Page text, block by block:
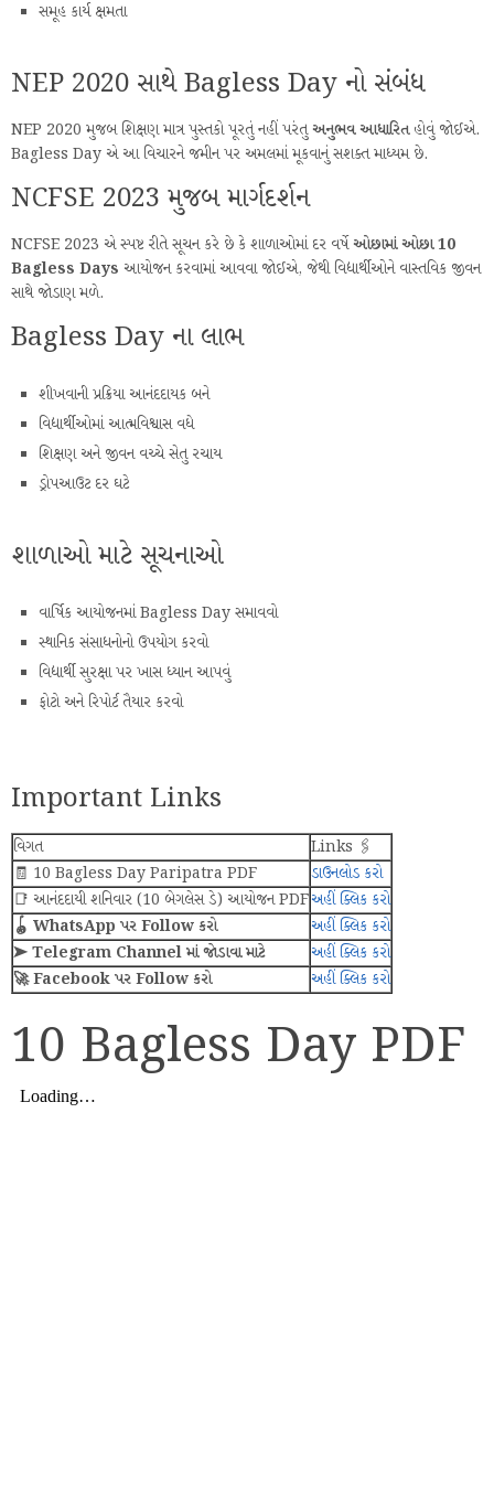
સમૂહ કાર્ય ક્ષમતા
NEP 2020 સાથે Bagless Day નો સંબંધ
NEP 2020 મુજબ શિક્ષણ માત્ર પુસ્તકો પૂરતું નહીં પરંતુઅનુભવ આધારિતહોવું જોઈએ.
Bagless Day એ આ વિચારને જમીન પર અમલમાં મૂકવાનું સશક્ત માધ્યમ છે.
NCFSE 2023 મુજબ માર્ગદર્શન
NCFSE 2023 એ સ્પષ્ટ રીતે સૂચન કરે છે કે શાળાઓમાં દર વર્ષેઓછામાં ઓછા 10
Bagless Days આયોજન કરવામાં આવવા જોઈએ, જેથી વિદ્યાર્થીઓને વાસ્તવિક જીવન
સાથે જોડાણ મળે.
Bagless Day ના લાભ
શીખવાની પ્રક્રિયા આનંદદાયક બને
વિદ્યાર્થીઓમાં આત્મવિશ્વાસ વધે
શિક્ષણ અને જીવન વચ્ચે સેતુ રચાય
ડ્રોપઆઉટ દર ઘટે
શાળાઓ માટે સૂચનાઓ
વાર્ષિક આયોજનમાં Bagless Day સમાવવો
સ્થાનિક સંસાધનોનો ઉપયોગ કરવો
વિદ્યાર્થી સુરક્ષા પર ખાસ ધ્યાન આપવું
ફોટો અને રિપોર્ટ તૈયાર કરવો
Important Links
વિગત
Links 🖇️
🧾 10 Bagless Day Paripatra PDF
ડાઉનલોડ કરો
📑 આનંદદાયી શનિવાર (10 બેગલેસ ડે) આયોજન PDFઅહીં ક્લિક કરો
🪀 WhatsApp પર Follow કરો
અહીં ક્લિક કરો
➤ Telegram Channel માં જોડાવા માટે
અહીં ક્લિક કરો
🚀 Facebook પર Follow કરો
અહીં ક્લિક કરો
10 Bagless Day PDF